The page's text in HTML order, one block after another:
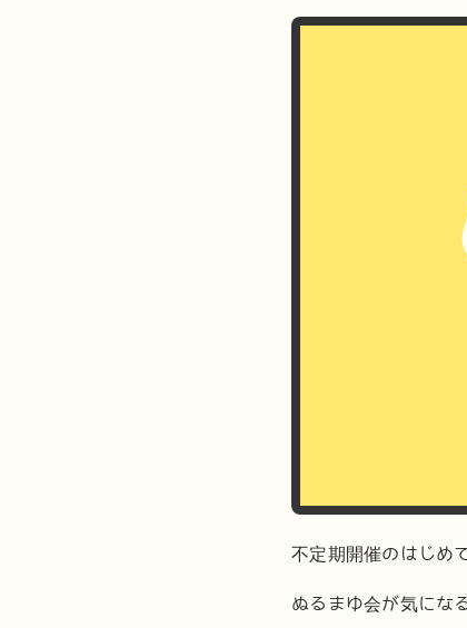
不定期開催のはじめ
ぬるまゆ会が気にな